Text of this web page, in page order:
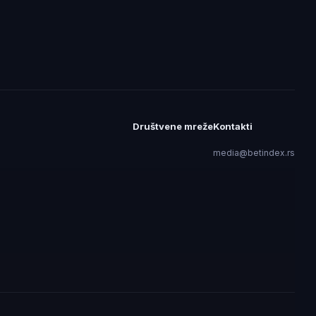
Društvene mrežeKontakti
media@betindex.rs